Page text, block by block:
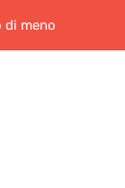
di meno